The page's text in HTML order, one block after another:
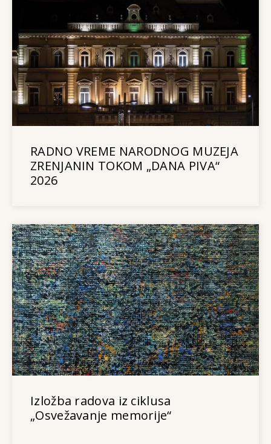
RADNO VREME NARODNOG MUZEJA
ZRENJANIN TOKOM „DANA PIVA“
2026
Izložba radova iz ciklusa
„Osvežavanje memorije“